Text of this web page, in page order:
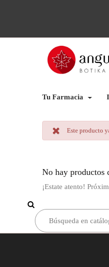
Tu Farmacia
Este producto
No hay productos
¡Estate atento!